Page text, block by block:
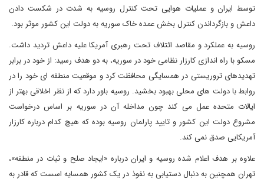
توسط ایران و عملیات هوایی تحت کنترل روسیه به شدت در شکست دادن
داعش و بازگرداندن کنترل بخش عمده خاک سوریه به دولت این کشور موثر بود.
روسیه به عملکرد و مقاصد ائتلاف تحت رهبری آمریکا علیه داعش تردید داشت.
مسکو با راه اندازی کارزار نظامی خود در سوریه، به دو هدف رسید: از خود در برابر
تهدیدهای تروریستی در همسایگی محافظت کرد و موقعیت منطقه ای خود را در
روابط با دولت های محلی بهبود بخشید. روسیه باور دارد که از نظر اخلاقی بهتر از
ایالات متحده عمل می کند چون مداخله آن در سوریه بر اساس درخواست
مشروع دولت این کشور و تایید پارلمان روسیه بوده که هیچ کدام درباره کارزار
آمریکایی صدق نمی کند.
علاوه بر هدف اعلام شده روسیه و ایران درباره «ایجاد صلح و ثبات در منطقه»،
تهران همچنین به دنبال دستیابی به نفوذ در یک کشور همسایه اسست که قادر به